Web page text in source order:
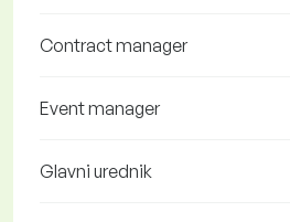
Contract manager
Event manager
Glavni urednik